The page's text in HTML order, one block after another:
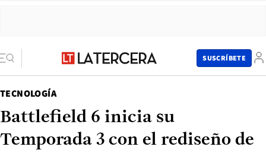
SUSCRÍBETE
TECNOLOGÍA
Battlefield 6 inicia su
Temporada 3 con el rediseño de